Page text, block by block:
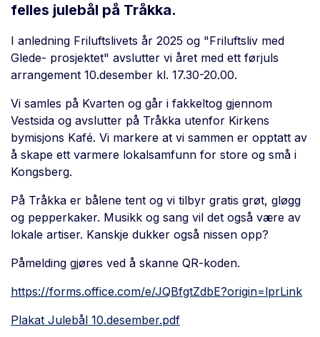
felles julebål på Tråkka.
I anledning Friluftslivets år 2025 og "Friluftsliv med
Glede- prosjektet" avslutter vi året med ett førjuls
arrangement 10.desember kl. 17.30-20.00.
Vi samles på Kvarten og går i fakkeltog gjennom
Vestsida og avslutter på Tråkka utenfor Kirkens
bymisjons Kafé. Vi markere at vi sammen er opptatt av
å skape ett varmere lokalsamfunn for store og små i
Kongsberg.
På Tråkka er bålene tent og vi tilbyr gratis grøt, gløgg
og pepperkaker. Musikk og sang vil det også være av
lokale artiser. Kanskje dukker også nissen opp?
Påmelding gjøres ved å skanne QR-koden.
https://forms.office.com/e/JQBfgtZdbE?origin=lprLink
Plakat Julebål 10.desember.pdf